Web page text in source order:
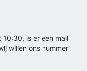
is er een mail
willen ons nummer